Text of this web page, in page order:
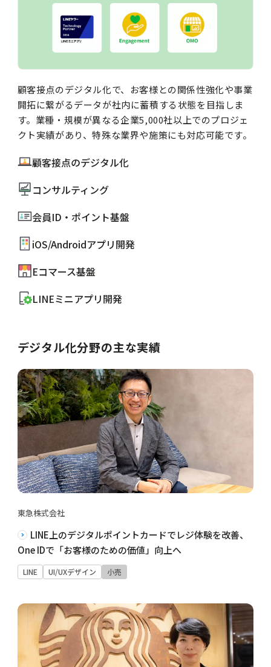
顧客接点のデジタル化で、お客様との関係性強化や事業
開拓に繋がるデータが社内に蓄積する状態を目指しま
す。業種・規模が異なる企業5,000社以上でのプロジェ
クト実績があり、特殊な業界や施策にも対応可能です。
顧客接点のデジタル化
コンサルティング
会員ID・ポイント基盤
iOS/Androidアプリ開発
Eコマース基盤
LINEミニアプリ開発
デジタル化分野の主な実績
東急株式会社
LINE上のデジタルポイントカードでレジ体験を改善、
One IDで「お客様のための価値」向上へ
LINE UI/UXデザイン 小売